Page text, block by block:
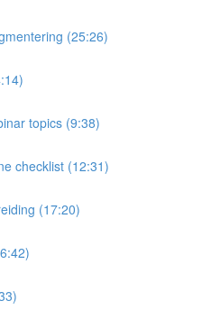
(25:26)
topics (9:38)
checklist (12:31)
(17:20)